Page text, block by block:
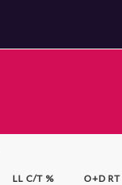
LL C/T % O+D RT